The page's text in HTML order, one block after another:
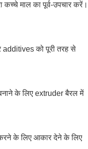
कच्चे माल का पूर्व-उपचार करें।
को पूरी तरह से
के लिए extruder बैरल में
के लिए आकार देने के लिए